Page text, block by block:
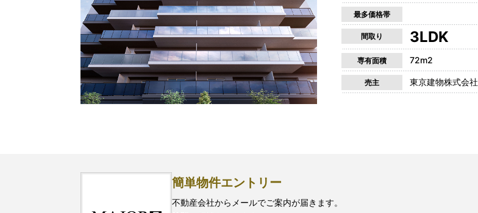
最多価格帯
間取り 3LDK
専有面積 72m2
売主 東京建物株式会社
簡単物件エントリー
不動産会社からメールでご案内が届きます。